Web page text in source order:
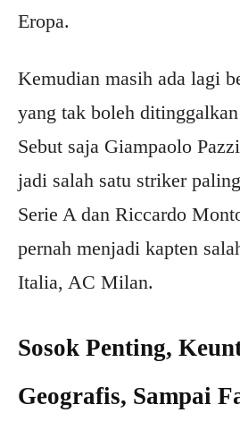
Eropa.
Kemudian masih ada lagi
yang tak boleh
Sebut saja Giampaolo
jadi salah satu striker
Serie A dan Riccardo
pernah menjadi kapten
Italia, AC Milan.
Sosok Penting,
Geografis, Sampai